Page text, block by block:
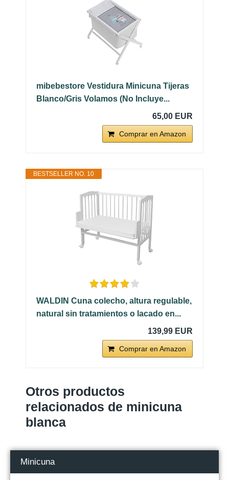
mibebestore Vestidura Minicuna Tijeras
Blanco/Gris Volamos (No Incluye...
65,00 EUR
Comprar en Amazon
BESTSELLER NO. 10
WALDIN Cuna colecho, altura regulable,
natural sin tratamientos o lacado en...
139,99 EUR
Comprar en Amazon
Otros productos
relacionados de minicuna
blanca
Minicuna